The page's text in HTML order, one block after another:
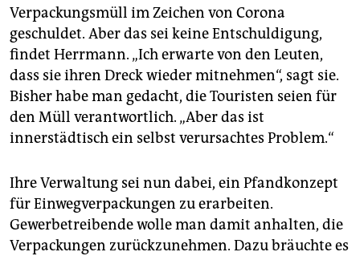
Verpackungsmüll im Zeichen von Corona
geschuldet. Aber das sei keine Entschuldigung,
findet Herrmann. „Ich erwarte von den Leuten,
dass sie ihren Dreck wieder mitnehmen“, sagt sie.
Bisher habe man gedacht, die Touristen seien für
den Müll verantwortlich. „Aber das ist
innerstädtisch ein selbst verursachtes Problem.“
Ihre Verwaltung sei nun dabei, ein Pfandkonzept
für Einwegverpackungen zu erarbeiten.
Gewerbetreibende wolle man damit anhalten, die
Verpackungen zurückzunehmen. Dazu bräuchte es